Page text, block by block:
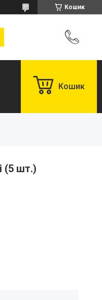
Кошик
Кошик
(5 шт.)